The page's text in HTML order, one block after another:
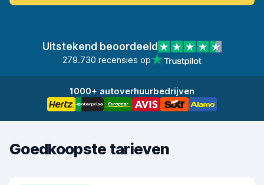
Uitstekend beoordeeld
279.730 recensies op
1000+ autoverhuurbedrijven
Goedkoopste tarieven